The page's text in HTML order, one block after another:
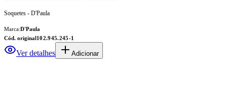
Soquetes - D'Paula
Marca:D'Paula
Cód. original102.945.245-1
Ver detalhes Adicionar